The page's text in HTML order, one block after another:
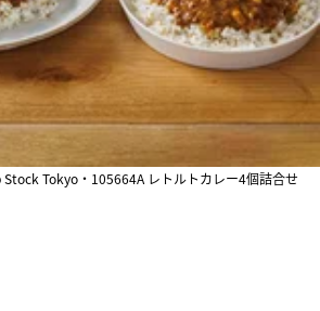
Tokyo・105664A レトルトカレー4個詰合せ